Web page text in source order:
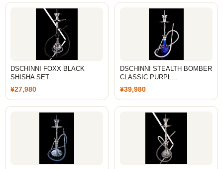
DSCHINNI FOXX BLACK
SHISHA SET
¥27,980
DSCHINNI STEALTH BOMBER
CLASSIC PURPL…
¥39,980